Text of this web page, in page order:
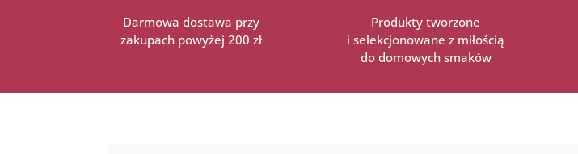
Darmowa dostawa przy
zakupach powyżej 200 zł
Produkty tworzone
i selekcjonowane z miłością
do domowych smaków